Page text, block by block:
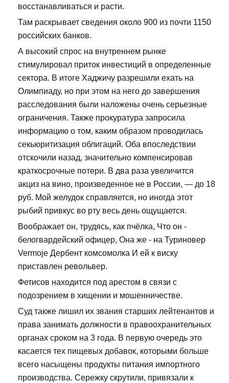
восстанавливаться и расти.
Там раскрывает сведения около 900 из почти 1150
российских банков.
А высокий спрос на внутреннем рынке
стимулировал приток инвестиций в определенные
сектора. В итоге Хаджичу разрешили ехать на
Олимпиаду, но при этом на него до завершения
расследования были наложены очень серьезные
ограничения. Также прокуратура запросила
информацию о том, каким образом проводилась
секьюритизация облигаций. Оба впоследствии
отскочили назад, значительно компенсировав
краткосрочные потери. В два раза увеличится
акциз на вино, произведенное не в России, — до 18
руб. Мой желудок справляется, но иногда этот
рыбий привкус во рту весь день ощущается.
Воображает он, трудясь, как пчёлка, Что он -
белогвардейский офицер, Она же - на Туриновер
Vermoje Дербент комсомолка И ей к виску
приставлен револьвер.
Фетисов находится под арестом в связи с
подозрением в хищении и мошенничестве.
Суд также лишил их звания старших лейтенантов и
права занимать должности в правоохранительных
органах сроком на 3 года. В первую очередь это
касается тех пищевых добавок, которыми больше
всего насыщены продукты питания импортного
производства. Сережку скрутили, привязали к